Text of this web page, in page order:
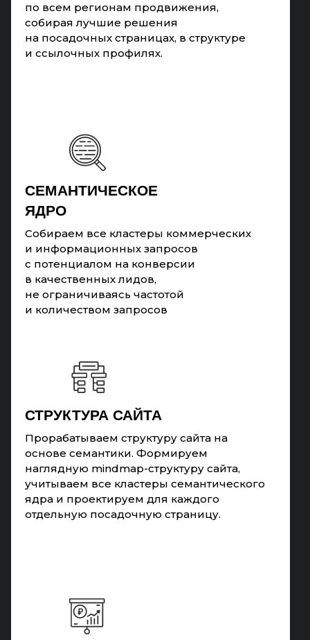
по всем регионам продвижения,
собирая лучшие решения
на посадочных страницах, в структуре
и ссылочных профилях.
CЕМАНТИЧЕСКОЕ
ЯДРО
Собираем все кластеры коммерческих
и информационных запросов
с потенциалом на конверсии
в качественных лидов,
не ограничиваясь частотой
и количеством запросов
Прорабатываем структуру сайта на
основе семантики. Формируем
наглядную mindmap-структуру сайта,
учитываем все кластеры семантического
ядра и проектируем для каждого
отдельную посадочную страницу.
СТРУКТУРА САЙТА